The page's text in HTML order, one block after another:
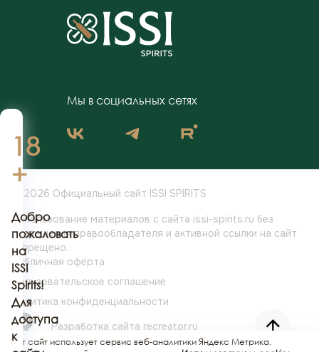
Мы в социальных сетях
© 2026 Официальный сайт ISSI SPIRITS
Использование материалов с сайта issi-spirits.ru без
разрешенияправообладателя и активной ссылки на сайт
запрещено.
Публичная оферта
Пользовательское соглашение
Политика конфиденциальности
Разработка сайта recreator.ru
Этот сайт использует сервис веб-аналитики Яндекс Метрика.
18
+
Добро
пожаловать
на
ISSI
Spirits!
Для
доступа
к